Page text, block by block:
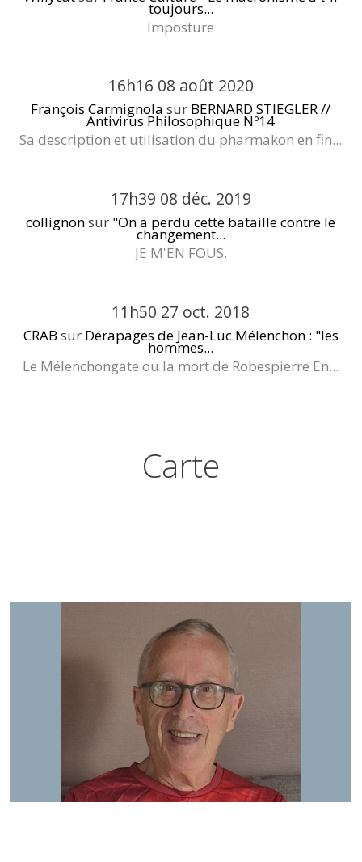
toujours...
Imposture
16h16 08 août 2020
François Carmignola sur BERNARD STIEGLER //
Antivirus Philosophique Nº14
Sa description et utilisation du pharmakon en fin...
17h39 08 déc. 2019
collignonsur "On a perdu cette bataille contre le
changement...
JE M'EN FOUS.
11h50 27 oct. 2018
CRAB sur Dérapages de Jean-Luc Mélenchon : "les
hommes...
Le Mélenchongate ou la mort de Robespierre En...
Carte